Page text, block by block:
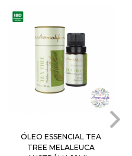
ÓLEO ESSENCIAL TEA
TREE MELALEUCA